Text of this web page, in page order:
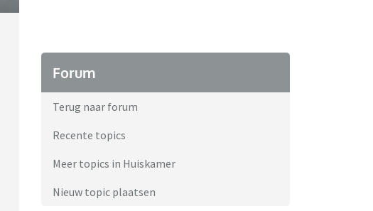
Forum
Terug naar forum
Recente topics
Meer topics in Huiskamer
Nieuw topic plaatsen